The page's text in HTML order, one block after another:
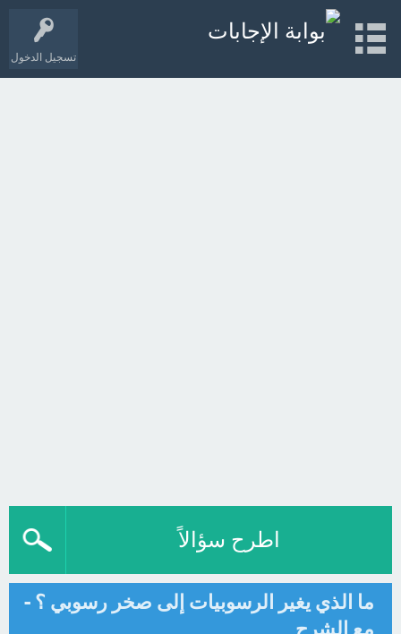
تسجيل الدخول
اطرح سؤالاً
ما الذي يغير الرسوبيات إلى صخر رسوبي ؟ -
مع الشرح